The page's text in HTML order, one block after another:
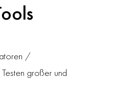
/
großer und